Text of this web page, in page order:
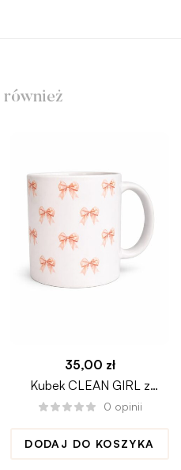
również
35,00 zł
Kubek CLEAN GIRL z
kokardkami
0 opinii
DODAJ DO KOSZYKA